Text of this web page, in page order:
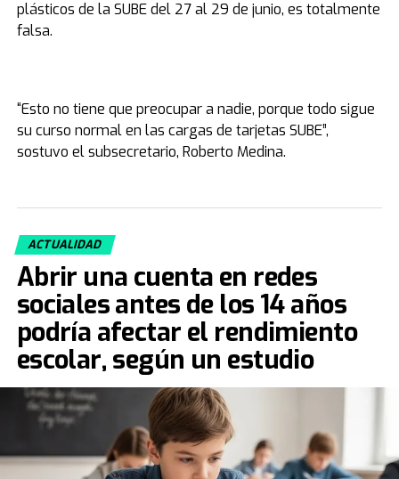
plásticos de la SUBE del 27 al 29 de junio, es totalmente
falsa.
“Esto no tiene que preocupar a nadie, porque todo sigue
su curso normal en las cargas de tarjetas SUBE”,
sostuvo el subsecretario, Roberto Medina.
ACTUALIDAD
Abrir una cuenta en redes
sociales antes de los 14 años
podría afectar el rendimiento
escolar, según un estudio